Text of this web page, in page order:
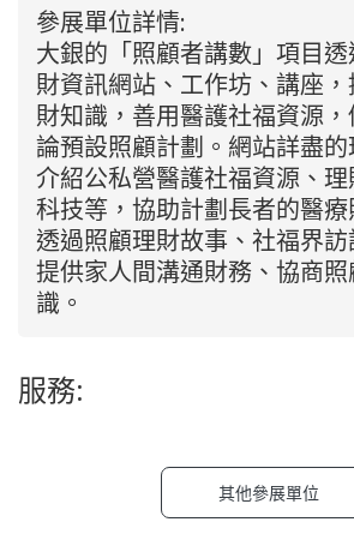
參展單位詳情:
大銀的「照顧者講數」項目
財資訊網站、工作坊、講座
財知識，善用醫護社福資源
論預設照顧計劃。網站詳盡
介紹公私營醫護社福資源、
科技等，協助計劃長者的醫
透過照顧理財故事、社福界
提供家人間溝通財務、協商
識。
服務:
其他參展單位